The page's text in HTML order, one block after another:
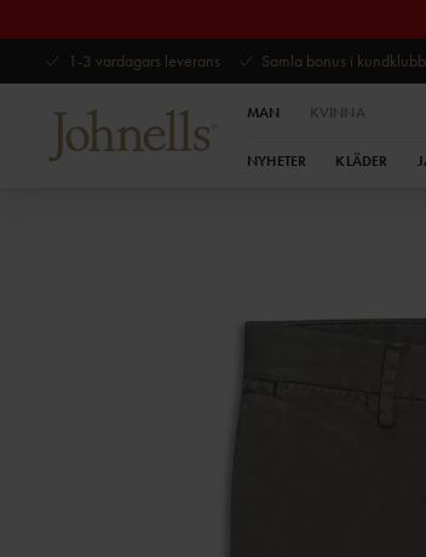
1-3 vardagars leverans
Samla bonus i
MAN KVINNA
NYHETER KLÄDER